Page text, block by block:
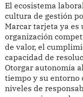
El ecosistema
cultura de gestión
Marcar tarjeta ya es
organización
de valor, el
capacidad de
Otorgar autonomía
tiempo y su entorno
niveles de